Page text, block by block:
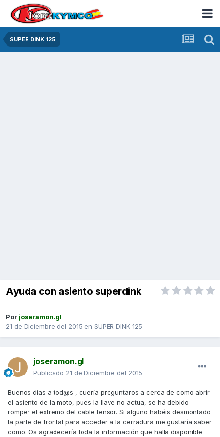
SUPER DINK 125
Ayuda con asiento superdink
Por joseramon.gl
21 de Diciembre del 2015 en SUPER DINK 125
joseramon.gl
Publicado 21 de Diciembre del 2015
Buenos días a tod@s , quería preguntaros a cerca de como abrir
el asiento de la moto, pues la llave no actua, se ha debido
romper el extremo del cable tensor. Si alguno habéis desmontado
la parte de frontal para acceder a la cerradura me gustaría saber
como. Os agradecería toda la información que halla disponible